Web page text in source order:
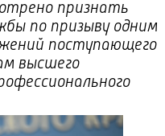
признать
по призыву одним
поступающего
высшего